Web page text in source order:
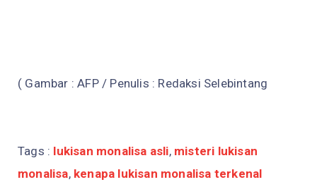
( Gambar : AFP / Penulis : Redaksi Selebintang
Tags : lukisan monalisa asli, misteri lukisan
monalisa, kenapa lukisan monalisa terkenal